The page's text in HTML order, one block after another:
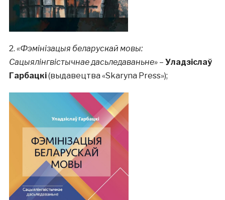
2. «Фэмінізацыя беларускай мовы:
Сацыялінгвістычнае дасьледаваньне»– Уладзіслаў
Гарбацкі(выдавецтва «Skaryna Press»);